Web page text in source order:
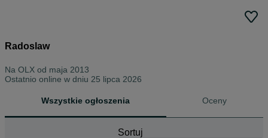
Radoslaw
Na OLX od maja 2013
Ostatnio online w dniu 25 lipca 2026
Wszystkie ogłoszenia Oceny
Sortuj